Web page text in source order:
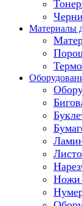
Материалы
Ножи